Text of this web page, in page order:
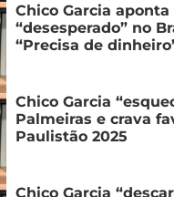
Chico Garcia
“desesperado” no
“Precisa de
Chico Garcia
Palmeiras e crava
Paulistão 2025
Chico Garcia